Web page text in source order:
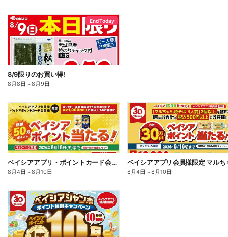
End Today
8/9限りのお買い得!
8月8日 ～8月9日
ベイシアアプリ・ポイントカード会員様限定 対象商品を1回で1,000円以上お買上でポイント当る!
8月4日 ～8月10日 8月4日 ～8月10日